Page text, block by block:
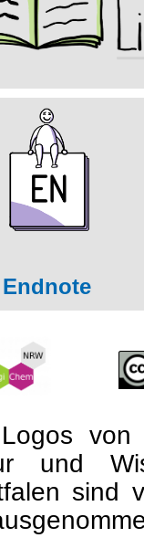
Endnote
von
und
sind